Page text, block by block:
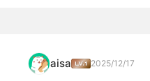
aisa 2025/12/17